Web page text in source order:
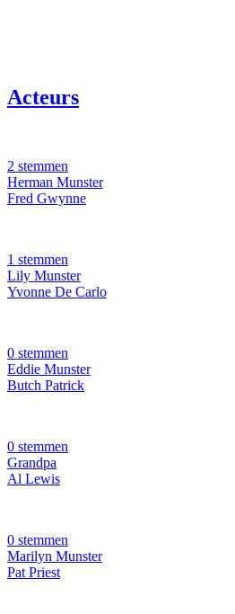
Acteurs
2 stemmen
Herman Munster
Fred Gwynne
1 stemmen
Lily Munster
Yvonne De Carlo
0 stemmen
Eddie Munster
Butch Patrick
0 stemmen
Grandpa
Al Lewis
0 stemmen
Marilyn Munster
Pat Priest